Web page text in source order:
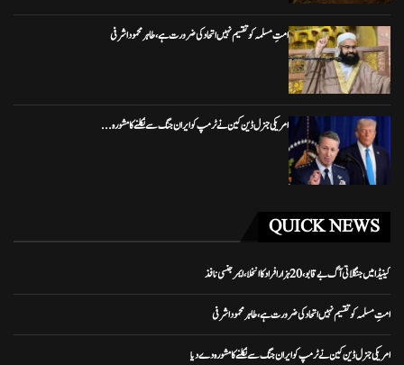
امتِ مسلمہ کو تقسیم نہیں اتحاد کی ضرورت ہے، طاہر محمود اشرفی
امریکی جنرل ڈین کین نے ٹرمپ کو ایران جنگ سے نکلنے کا مشورہ...
QUICK NEWS
کینیڈا میں جنگلاتی آگ بے قابو، 20 ہزار افراد کا انخلا، ایمرجنسی نافذ
امتِ مسلمہ کو تقسیم نہیں اتحاد کی ضرورت ہے، طاہر محمود اشرفی
امریکی جنرل ڈین کین نے ٹرمپ کو ایران جنگ سے نکلنے کا مشورہ دے دیا